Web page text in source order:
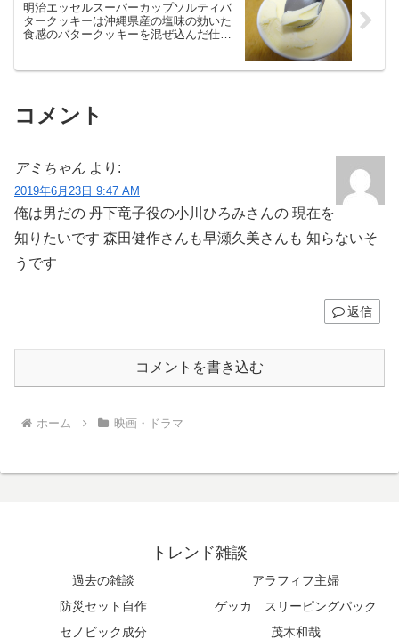
明治エッセルスーパーカップソルティバ
タークッキーは沖縄県産の塩味の効いた
食感のバタークッキーを混ぜ込んだ仕上
コメント
アミちゃん より:
2019年6月23日 9:47 AM
俺は男だの 丹下竜子役の小川ひろみさんの 現在を
知りたいです 森田健作さんも早瀬久美さんも 知らないそ
うです
返信
コメントを書き込む
ホーム 映画・ドラマ
トレンド雑談
過去の雑談
アラフィフ主婦
防災セット自作
ゲッカ スリーピングパック
セノビック成分
茂木和哉